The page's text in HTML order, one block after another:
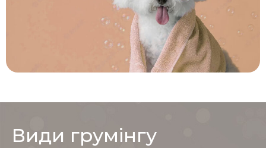
Види грумінгу